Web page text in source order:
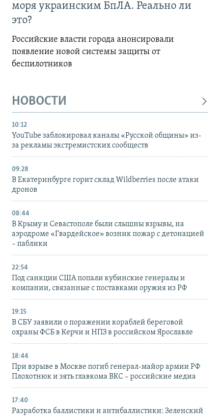
моря украинским БпЛА. Реально ли
это?
Российские власти города анонсировали
появление новой системы защиты от
беспилотников
НОВОСТИ
10:12
YouTube заблокировал каналы «Русской общины» из-
за рекламы экстремистских сообществ
09:28
В Екатеринбурге горит склад Wildberries после атаки
дронов
08:44
В Крыму и Севастополе были слышны взрывы, на
аэродроме «Гвардейское» возник пожар с детонацией
– паблики
22:54
Под санкции США попали кубинские генералы и
компании, связанные с поставками оружия из РФ
19:15
В СБУ заявили о поражении кораблей береговой
охраны ФСБ в Керчи и НПЗ в российском Ярославле
18:44
При взрыве в Москве погиб генерал-майор армии РФ
Плохотнюк и зять главкома ВКС – российские медиа
17:40
Разработка баллистики и антибаллистики: Зеленский